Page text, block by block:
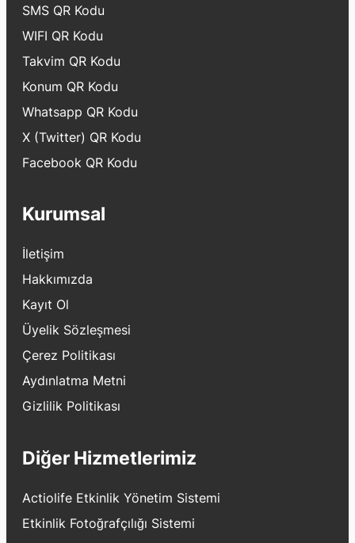
SMS QR Kodu
WIFI QR Kodu
Takvim QR Kodu
Konum QR Kodu
Whatsapp QR Kodu
X (Twitter) QR Kodu
Facebook QR Kodu
Kurumsal
İletişim
Hakkımızda
Kayıt Ol
Üyelik Sözleşmesi
Çerez Politikası
Aydınlatma Metni
Gizlilik Politikası
Diğer Hizmetlerimiz
Actiolife Etkinlik Yönetim Sistemi
Etkinlik Fotoğrafçılığı Sistemi